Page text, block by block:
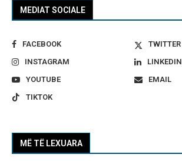
MEDIAT SOCIALE
FACEBOOK
TWITTER
INSTAGRAM
LINKEDIN
YOUTUBE
EMAIL
TIKTOK
MË TË LEXUARA